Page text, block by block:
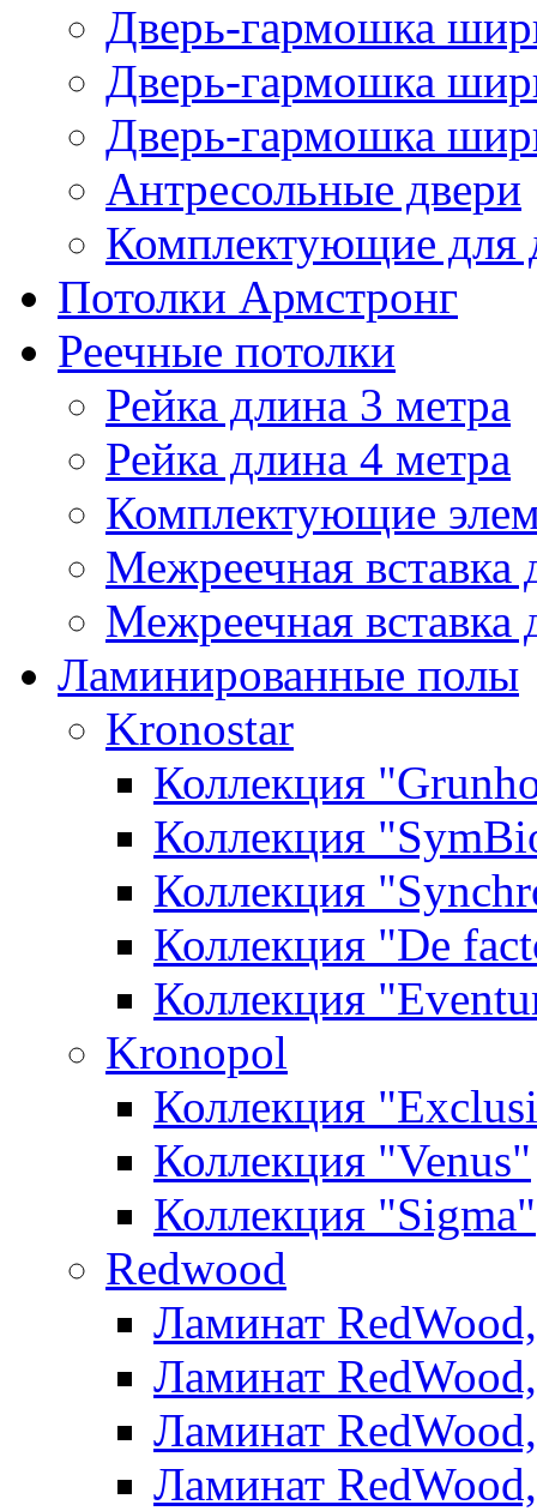
Дверь-гармошка
Дверь-гармошка
Дверь-гармошка
Антресольные двери
Комплектующие для
Потолки Армстронг
Реечные потолки
Рейка длина 3 метра
Рейка длина 4 метра
Комплектующие
Межреечная вставка
Межреечная вставка
Ламинированные полы
Kronostar
Коллекция
Коллекция
Коллекция
Коллекция "De
Коллекция
Kronopol
Коллекция
Коллекция "Venus"
Коллекция "Sigma"
Redwood
Ламинат
Ламинат
Ламинат
Ламинат